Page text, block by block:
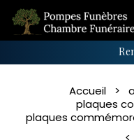
Accueil
plaques
plaques